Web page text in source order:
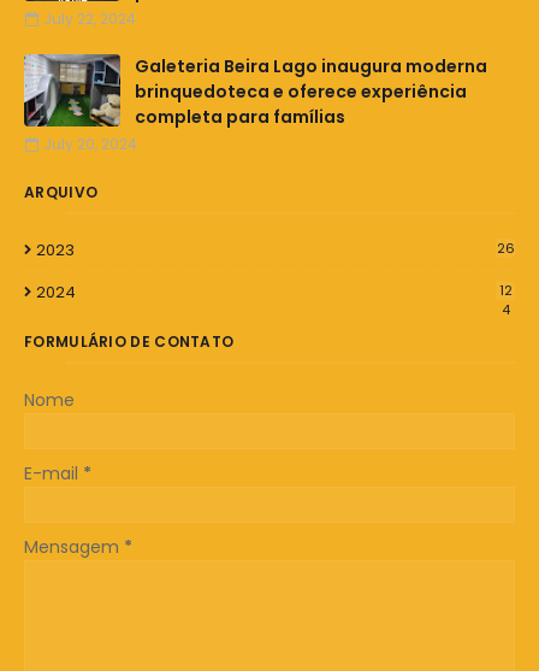
July 22, 2024
Galeteria Beira Lago inaugura moderna
brinquedoteca e oferece experiência
completa para famílias
July 20, 2024
ARQUIVO
2023 26
2024
12
4
FORMULÁRIO DE CONTATO
Nome
E-mail *
Mensagem *